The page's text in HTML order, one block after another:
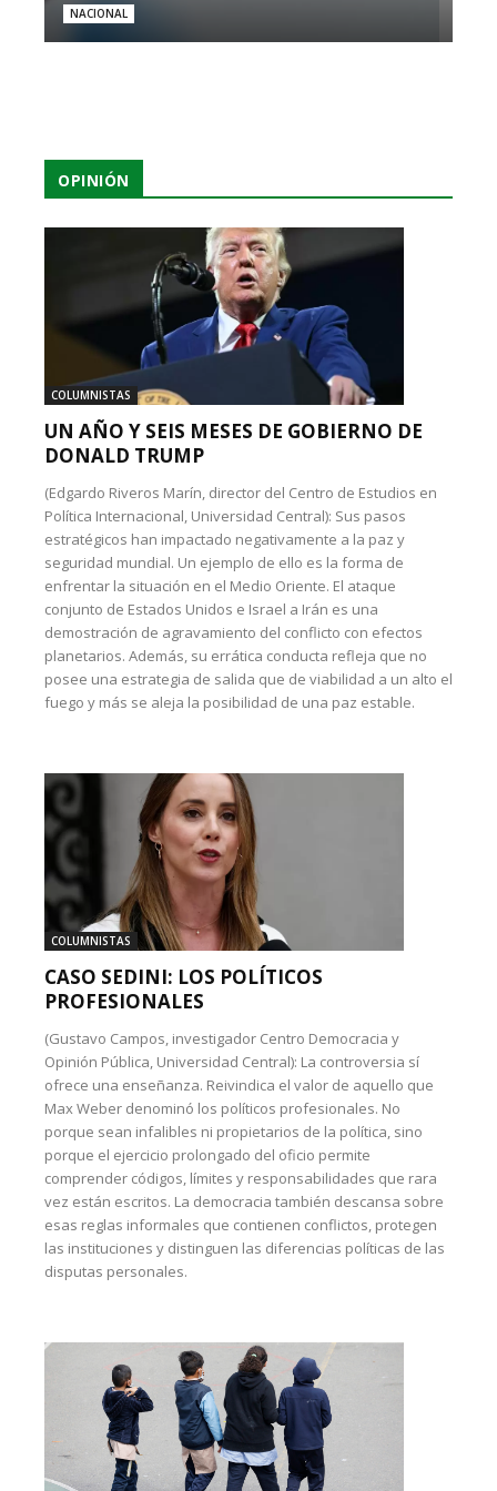
NACIONAL
OPINIÓN
COLUMNISTAS
UN AÑO Y SEIS MESES DE GOBIERNO DE
DONALD TRUMP
(Edgardo Riveros Marín, director del Centro de Estudios en
Política Internacional, Universidad Central): Sus pasos
estratégicos han impactado negativamente a la paz y
seguridad mundial. Un ejemplo de ello es la forma de
enfrentar la situación en el Medio Oriente. El ataque
conjunto de Estados Unidos e Israel a Irán es una
demostración de agravamiento del conflicto con efectos
planetarios. Además, su errática conducta refleja que no
posee una estrategia de salida que de viabilidad a un alto el
fuego y más se aleja la posibilidad de una paz estable.
COLUMNISTAS
CASO SEDINI: LOS POLÍTICOS
PROFESIONALES
(Gustavo Campos, investigador Centro Democracia y
Opinión Pública, Universidad Central): La controversia sí
ofrece una enseñanza. Reivindica el valor de aquello que
Max Weber denominó los políticos profesionales. No
porque sean infalibles ni propietarios de la política, sino
porque el ejercicio prolongado del oficio permite
comprender códigos, límites y responsabilidades que rara
vez están escritos. La democracia también descansa sobre
esas reglas informales que contienen conflictos, protegen
las instituciones y distinguen las diferencias políticas de las
disputas personales.